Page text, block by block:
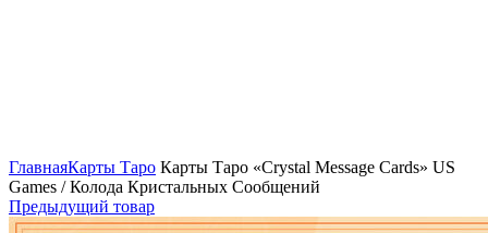
ГлавнаяКарты Таро Карты Таро «Crystal Message Cards» US
Games / Колода Кристальных Сообщений
Предыдущий товар